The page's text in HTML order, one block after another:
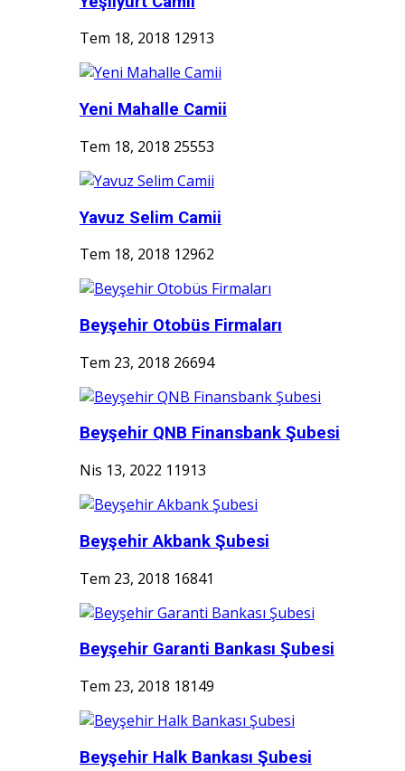
Tem 18, 2018 12913
Yeni Mahalle Camii
Tem 18, 2018 25553
Yavuz Selim Camii
Tem 18, 2018 12962
Beyşehir Otobüs Firmaları
Tem 23, 2018 26694
Beyşehir QNB Finansbank Şubesi
Nis 13, 2022 11913
Beyşehir Akbank Şubesi
Tem 23, 2018 16841
Beyşehir Garanti Bankası Şubesi
Tem 23, 2018 18149
Beyşehir Halk Bankası Şubesi